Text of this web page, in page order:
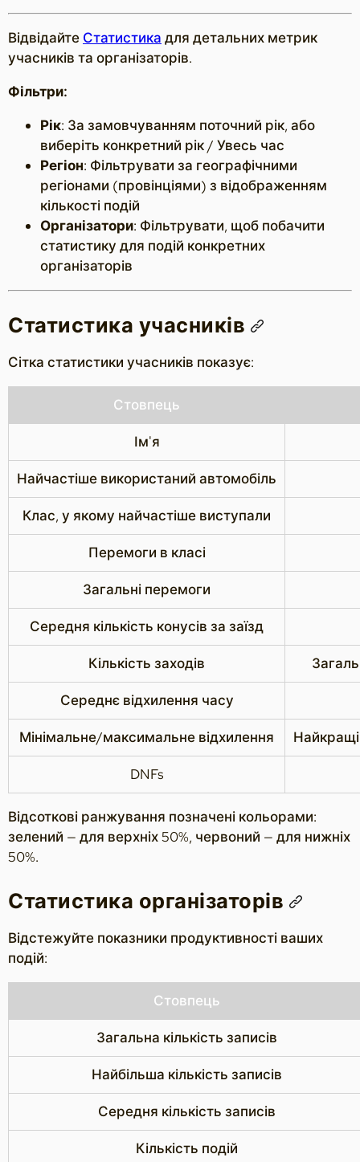
Відвідайте Статистика для детальних метрик
учасників та організаторів.
Фільтри:
Рік: За замовчуванням поточний рік, або
виберіть конкретний рік / Увесь час
Регіон: Фільтрувати за географічними
регіонами (провінціями) з відображенням
кількості подій
Організатори: Фільтрувати, щоб побачити
статистику для подій конкретних
організаторів
Статистика учасників
Сітка статистики учасників показує:
Стовпець
Ім'я
Найчастіше використаний автомобіль
Клас, у якому найчастіше виступали
Перемоги в класі
Загальні перемоги
Середня кількість конусів за заїзд
Кількість заходів
Середнє відхилення часу
Мінімальне/максимальне відхилення Найкращі
DNFs
Відсоткові ранжування позначені кольорами:
зелений — для верхніх 50%, червоний — для нижніх
50%.
Статистика організаторів
Відстежуйте показники продуктивності ваших
подій:
Стовпець
Загальна кількість записів
Найбільша кількість записів
Середня кількість записів
Кількість подій